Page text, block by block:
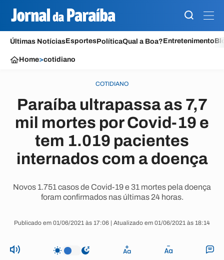
Últimas NotíciasEsportesPolíticaQual a Boa?Entretenimento
Home>cotidiano
COTIDIANO
Paraíba ultrapassa as 7,7
mil mortes por Covid-19 e
tem 1.019 pacientes
internados com a doença
Novos 1.751 casos de Covid-19 e 31 mortes pela doença
foram confirmados nas últimas 24 horas.
Publicado em 01/06/2021 às 17:06 | Atualizado em 01/06/2021 às 18:14